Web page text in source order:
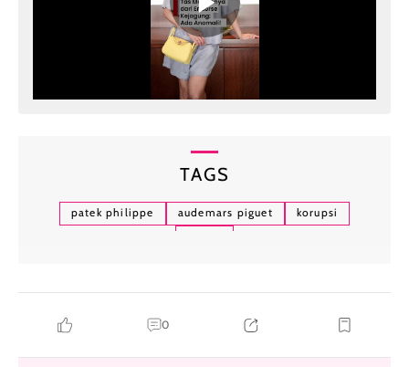
TAGS
patek philippe audemars piguet
korupsi
0